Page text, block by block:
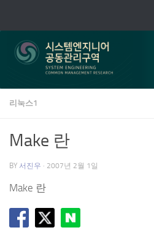
리눅스1
Make 란
BY 서진우 · 2007년 2월 1일
Make 란